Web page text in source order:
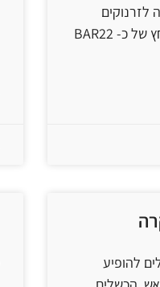
לכיבוי אש ובכללה בדיקה בלחץ של כ- BAR22
להופיע